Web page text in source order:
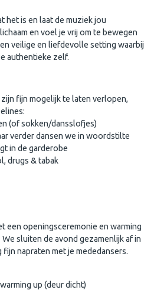
het is en laat de muziek jou
en voel je vrij om te bewegen
veilige en liefdevolle setting waarbij
authentieke zelf.
fijn mogelijk te laten verlopen,
(of sokken/dansslofjes)
verder dansen we in woordstilte
in de garderobe
drugs & tabak
een openingsceremonie en warming
sluiten de avond gezamenlijk af in
fijn napraten met je mededansers.
up (deur dicht)